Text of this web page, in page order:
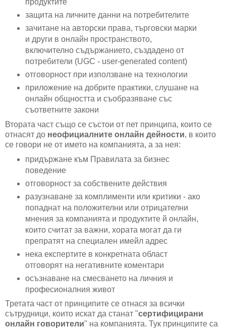
продуктите
защита на личните данни на потребителите
зачитане на авторски права, търговски марки
и други в онлайн пространството,
включително съдържанието, създадено от
потребители (UGC - user-generated content)
отговорност при използване на технологии
приложение на добрите практики, слушане на
онлайн общността и съобразяване със
съответните закони
Втората част също се състои от пет принципа, които се
отнасят до неофициалните онлайн дейности, в които
се говори не от името на компанията, а за нея:
придържане към Правилата за бизнес
поведение
отговорност за собствените действия
разузнаване за комплименти или критики - ако
попаднат на положителни или отрицателни
мнения за компанията и продуктите й онлайн,
които считат за важни, хората могат да ги
препратят на специален имейл адрес
нека експертите в конкретната област
отговорят на негативните коментари
осъзнаване на смесването на личния и
професионалния живот
Третата част от принципите се отнася за всички
сътрудници, които искат да станат "сертифицирани
онлайн говорители" на компанията. Тук принципите са